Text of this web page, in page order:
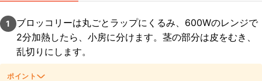
1
ブロッコリーは丸ごとラップにくるみ、600Wのレンジで
2分加熱したら、小房に分けます。茎の部分は皮をむき、
乱切りにします。
ポイント